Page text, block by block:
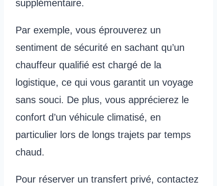
supplémentaire.
Par exemple, vous éprouverez un
sentiment de sécurité en sachant qu’un
chauffeur qualifié est chargé de la
logistique, ce qui vous garantit un voyage
sans souci. De plus, vous apprécierez le
confort d’un véhicule climatisé, en
particulier lors de longs trajets par temps
chaud.
Pour réserver un transfert privé, contactez